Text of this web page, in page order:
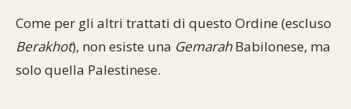
Come per gli altri trattati di questo Ordine (escluso
Berakhot), non esiste una GemarahBabilonese, ma
solo quella Palestinese.